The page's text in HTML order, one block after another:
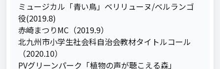
ミュージカル「青い鳥」ベリリューヌ/ベルランゴ
役(2019.8)
赤崎まつりMC（2019.9）
北九州市小学生社会科自治会教材タイトルコール
（2020.10）
PVグリーンパーク「植物の声が聴こえる森」